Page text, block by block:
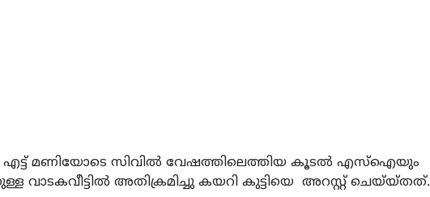
എട്ട് മണിയോടെ സിവില്‍ വേഷത്തിലെത്തിയ കൂടല്‍ എസ്‌ഐയും
അതിക്രമിച്ചു കയറി കുട്ടിയെ അറസ്റ്റ് ചെയ്യ്തത്.